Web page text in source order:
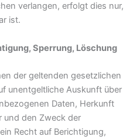
verlangen, erfolgt dies nur,
ist.
Sperrung, Löschung
der geltenden gesetzlichen
unentgeltliche Auskunft über
Daten, Herkunft
und den Zweck der
Recht auf Berichtigung,